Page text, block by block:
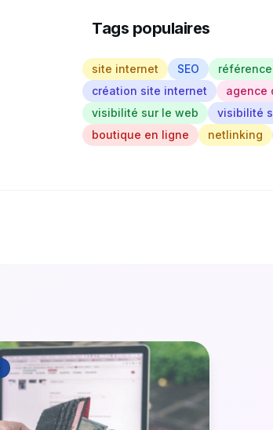
Tags populaires
site internet SEO
création site internet
agence
visibilité sur le web
visibilité
boutique en ligne
netlinking